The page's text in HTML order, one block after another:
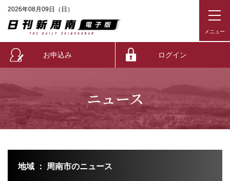
2026年08月09日（日）
お申込み ログイン
ニュース
地域 ： 周南市のニュース